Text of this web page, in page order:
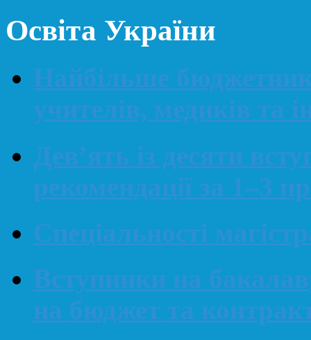
Освіта України
Найбільше
учителів, медиків та
Дев’ять із десяти
рекомендації за 1–3
Спеціальності
Вступники на
на бюджет та